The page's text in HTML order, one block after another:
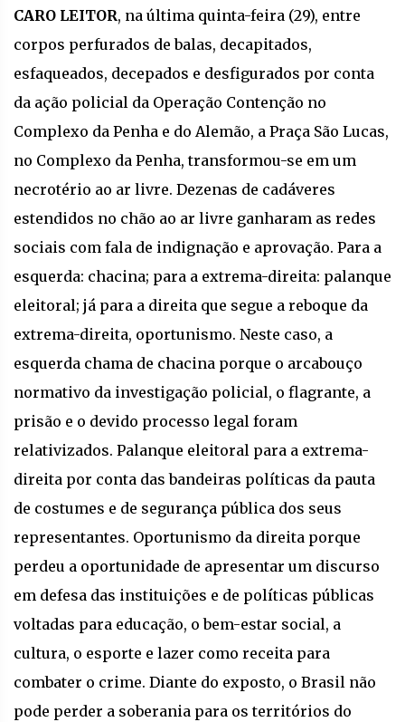
CARO LEITOR, na última quinta-feira (29), entre
corpos perfurados de balas, decapitados,
esfaqueados, decepados e desfigurados por conta
da ação policial da Operação Contenção no
Complexo da Penha e do Alemão, a Praça São Lucas,
no Complexo da Penha, transformou-se em um
necrotério ao ar livre. Dezenas de cadáveres
estendidos no chão ao ar livre ganharam as redes
sociais com fala de indignação e aprovação. Para a
esquerda: chacina; para a extrema-direita: palanque
eleitoral; já para a direita que segue a reboque da
extrema-direita, oportunismo. Neste caso, a
esquerda chama de chacina porque o arcabouço
normativo da investigação policial, o flagrante, a
prisão e o devido processo legal foram
relativizados. Palanque eleitoral para a extrema-
direita por conta das bandeiras políticas da pauta
de costumes e de segurança pública dos seus
representantes. Oportunismo da direita porque
perdeu a oportunidade de apresentar um discurso
em defesa das instituições e de políticas públicas
voltadas para educação, o bem-estar social, a
cultura, o esporte e lazer como receita para
combater o crime. Diante do exposto, o Brasil não
pode perder a soberania para os territórios do